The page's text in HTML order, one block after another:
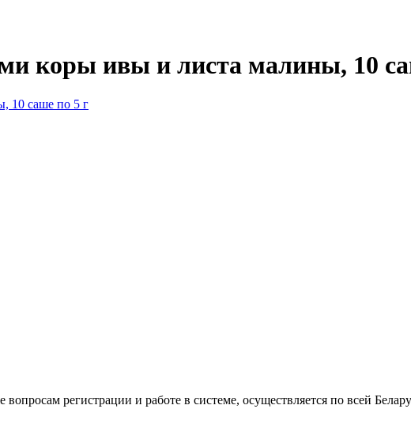
коры ивы и листа малины, 10
регистрации и работе в системе, осуществляется по всей